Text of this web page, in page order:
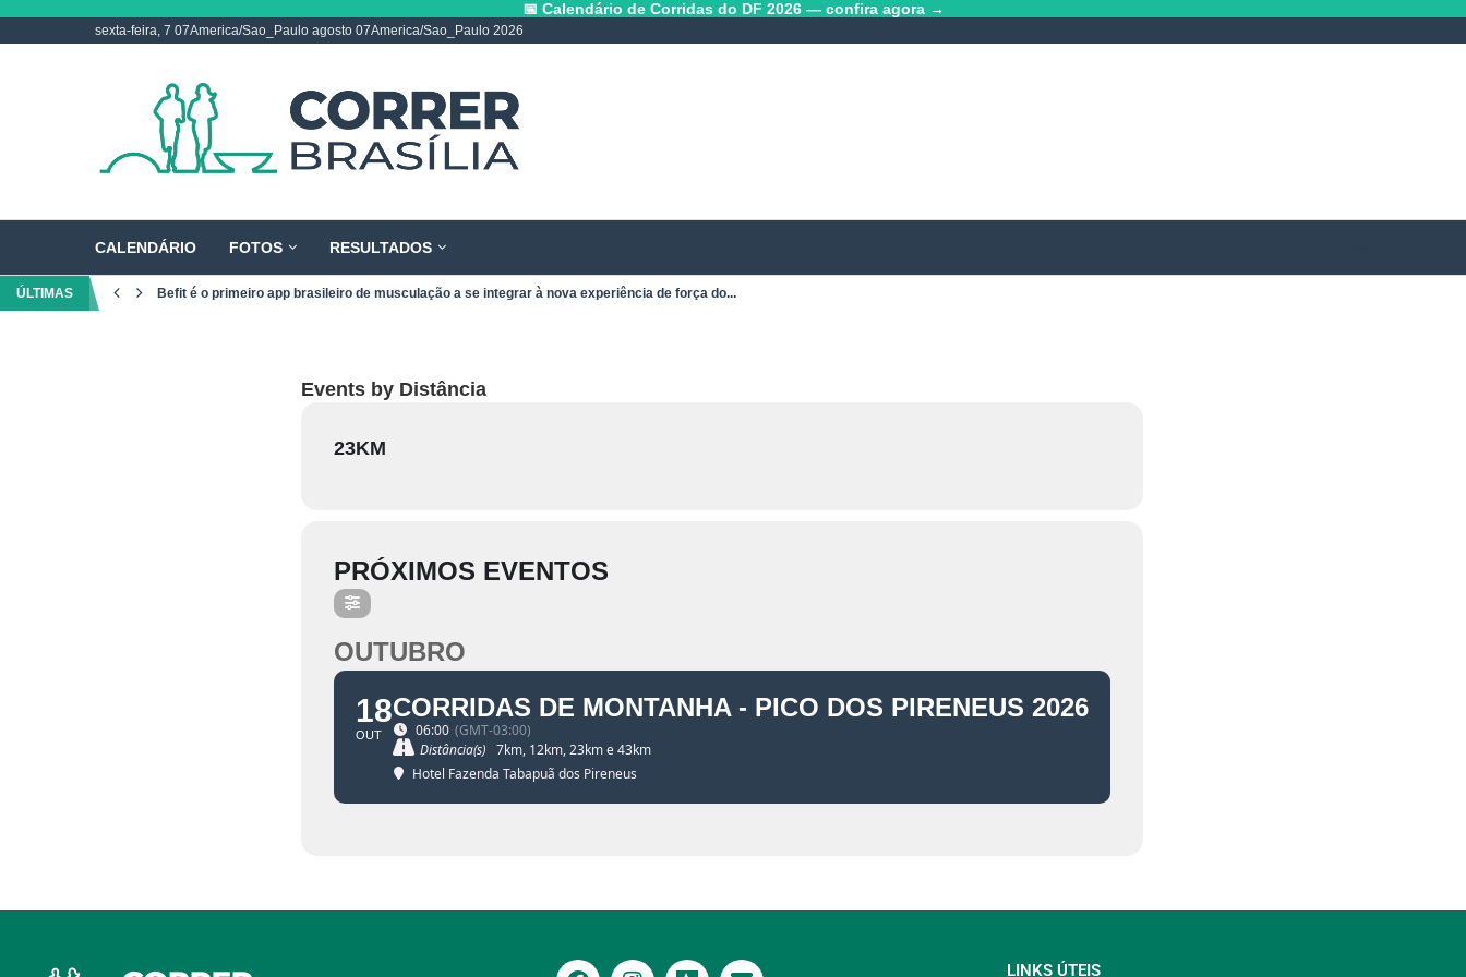
📅 Calendário de Corridas do DF 2026 — confira agora →
sexta-feira, 7 07America/Sao_Paulo agosto 07America/Sao_Paulo 2026
CALENDÁRIO FOTOS RESULTADOS
ÚLTIMAS Befit é o primeiro app brasileiro de musculação a se integrar à nova experiência de força do...
Events by Distância
23KM
PRÓXIMOS EVENTOS
OUTUBRO
18
OUT
CORRIDAS DE MONTANHA - PICO DOS PIRENEUS 2026
06:00 (GMT-03:00)
Distância(s) 7km, 12km, 23km e 43km
Hotel Fazenda Tabapuã dos Pireneus
LINKS ÚTEIS